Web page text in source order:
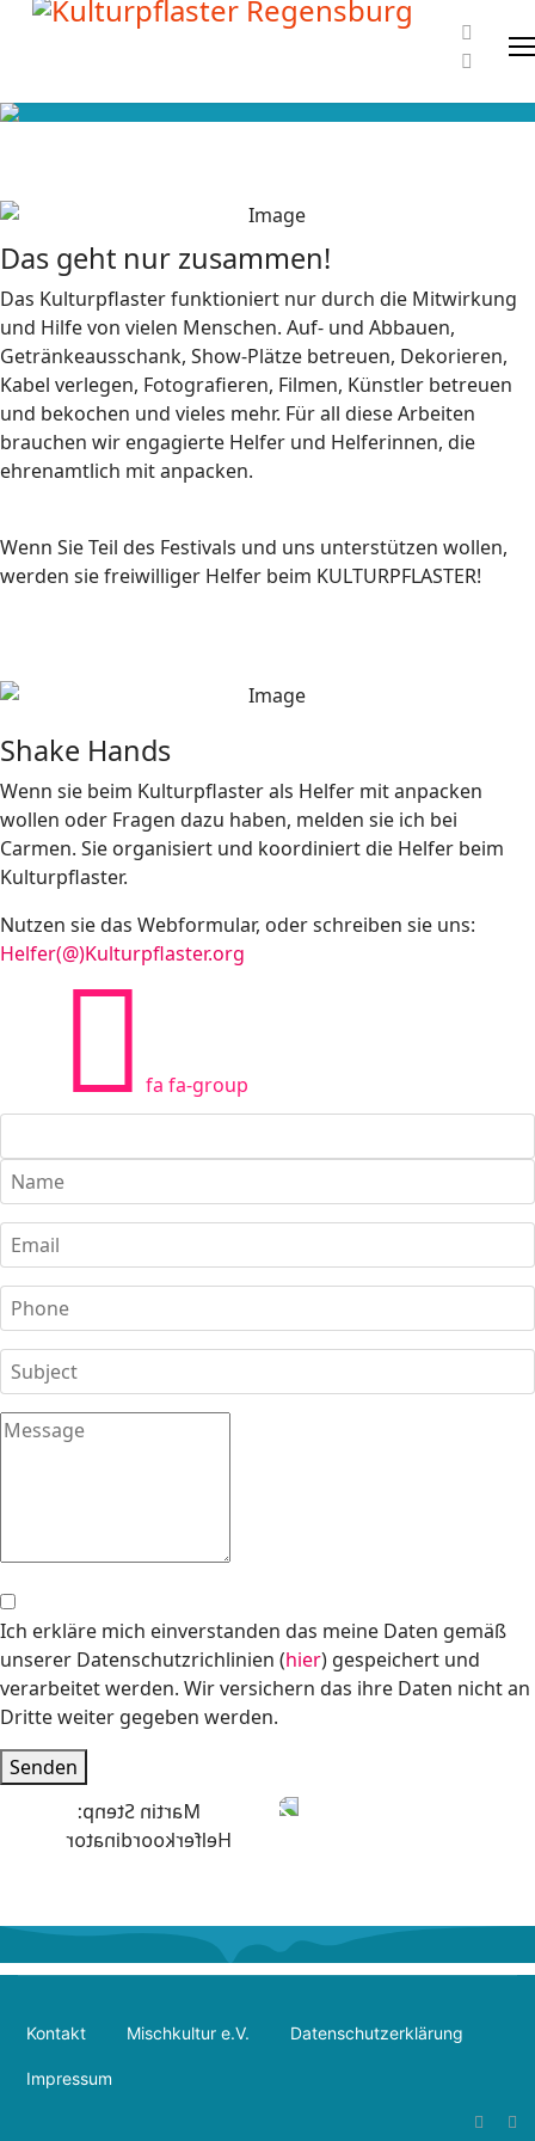
Das geht nur zusammen!
Das Kulturpflaster funktioniert nur durch die Mitwirkung
und Hilfe von vielen Menschen. Auf- und Abbauen,
Getränkeausschank, Show-Plätze betreuen, Dekorieren,
Kabel verlegen, Fotografieren, Filmen, Künstler betreuen
und bekochen und vieles mehr. Für all diese Arbeiten
brauchen wir engagierte Helfer und Helferinnen, die
ehrenamtlich mit anpacken.
Wenn Sie Teil des Festivals und uns unterstützen wollen,
werden sie freiwilliger Helfer beim KULTURPFLASTER!
Shake Hands
Wenn sie beim Kulturpflaster als Helfer mit anpacken
wollen oder Fragen dazu haben, melden sie ich bei
Carmen. Sie organisiert und koordiniert die Helfer beim
Kulturpflaster.
Nutzen sie das Webformular, oder schreiben sie uns:
Helfer(@)Kulturpflaster.org
fa fa-group
Ich erkläre mich einverstanden das meine Daten gemäß
unserer Datenschutzrichlinien (hier) gespeichert und
verarbeitet werden. Wir versichern das ihre Daten nicht an
Dritte weiter gegeben werden.
Senden
Kontakt Mischkultur e.V. Datenschutzerklärung
Impressum